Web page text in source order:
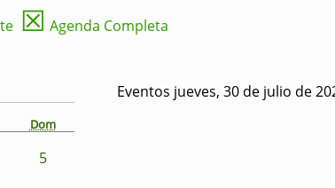
☒ Agenda Completa
Dom
5
Eventos jueves, 30 de julio de